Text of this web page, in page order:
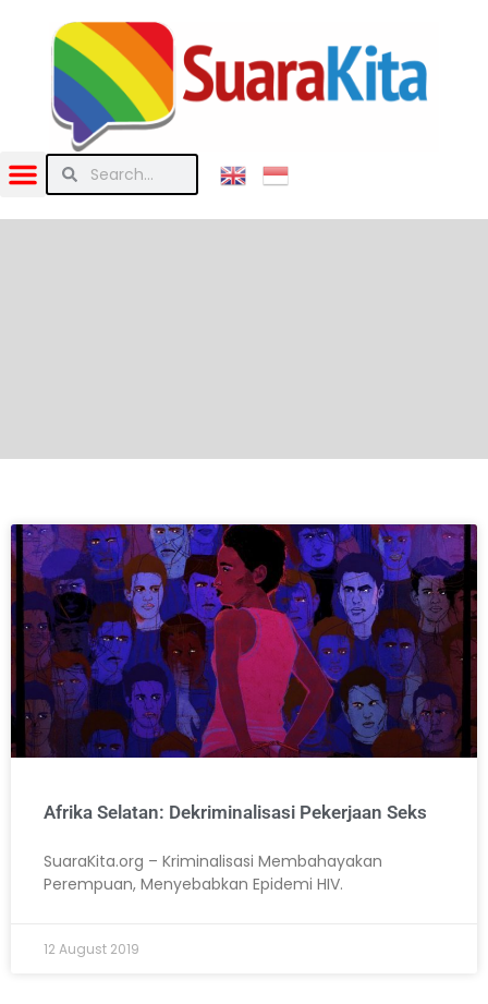
Afrika Selatan: Dekriminalisasi Pekerjaan Seks
SuaraKita.org – Kriminalisasi Membahayakan
Perempuan, Menyebabkan Epidemi HIV.
12 August 2019